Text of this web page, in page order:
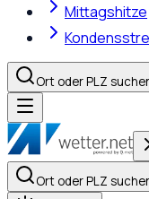
Mittagshitze
Ort oder PLZ
Ort oder PLZ